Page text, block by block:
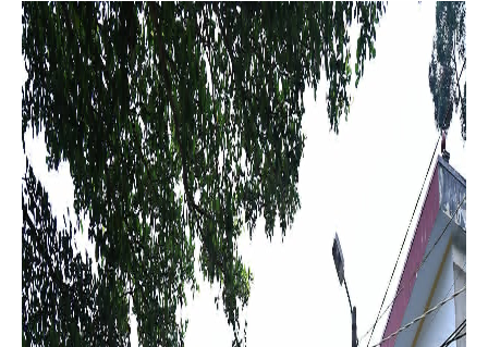
Ninh, với chiều dài khoảng 10 m; Khối lượng đất, đá sạt lở ước
khoảng hơn 100 m³ tràn vào khuôn viên và nhà ở của 04 hộ gia
đình liền kề tại Tổ dân phố số 21. Sạt lở đã làm hư hỏng nhiều
tài sản, vật dụng của người dân với giá trị khoảng trên 50 triệu
đồng.